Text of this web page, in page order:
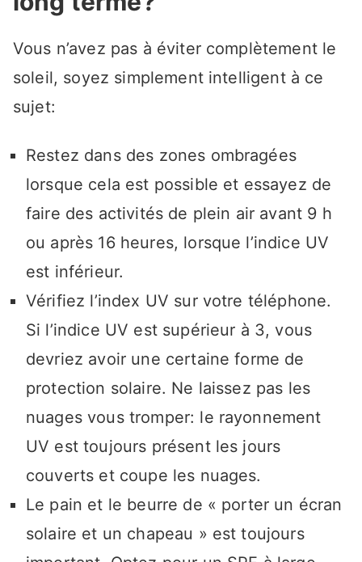
Vous n’avez pas à éviter complètement le
soleil, soyez simplement intelligent à ce
sujet:
Restez dans des zones ombragées
lorsque cela est possible et essayez de
faire des activités de plein air avant 9 h
ou après 16 heures, lorsque l’indice UV
est inférieur.
Vérifiez l’index UV sur votre téléphone.
Si l’indice UV est supérieur à 3, vous
devriez avoir une certaine forme de
protection solaire. Ne laissez pas les
nuages ​​vous tromper: le rayonnement
UV est toujours présent les jours
couverts et coupe les nuages.
Le pain et le beurre de « porter un écran
solaire et un chapeau » est toujours